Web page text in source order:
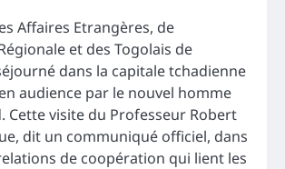
Affaires Etrangères, de
et des Togolais de
dans la capitale tchadienne
audience par le nouvel homme
Cette visite du Professeur Robert
dit un communiqué officiel, dans
de coopération qui lient les